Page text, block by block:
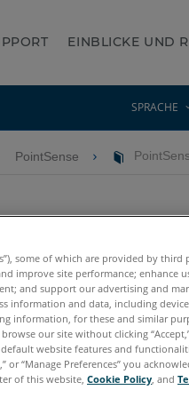
EINBLICKE UND
SPRACHE
PointSense
Heritage
® 2018 versetzt FARO®
PointSense for Revit.
some of which are provided by third
improve site performance; enhance
and support our advertising and
information and data, including
information, for these and similar
our site without clicking
default website features and
or “Manage Preferences” you
of this website, Cookie Policy , and